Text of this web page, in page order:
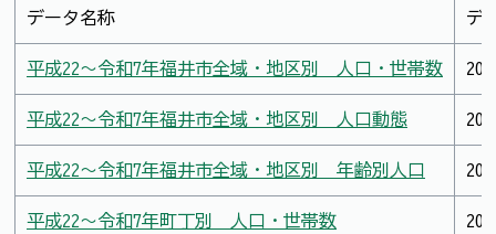
データ名称 デ
平成22～令和7年福井市全域・地区別 人口・世帯数
平成22～令和7年福井市全域・地区別 人口動態
平成22～令和7年福井市全域・地区別 年齢別人口
平成22～令和7年町丁別 人口・世帯数